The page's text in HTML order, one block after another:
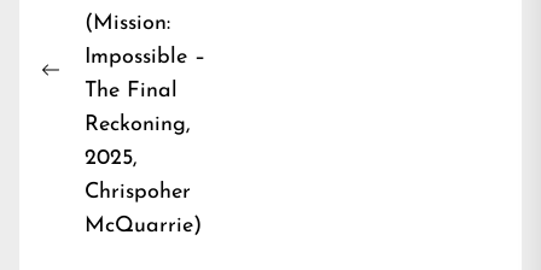
Previous
(Mission:
Impossible –
The Final
Reckoning,
2025,
Chrispoher
McQuarrie)